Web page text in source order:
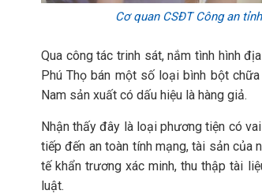
Cơ quan CSĐT Công an
Qua công tác trinh sát, nắm tình hình
Phú Thọ bán một số loại bình bột
Nam sản xuất có dấu hiệu là hàng giả.
Nhận thấy đây là loại phương tiện có
tiếp đến an toàn tính mạng, tài sản của
tế khẩn trương xác minh, thu thập tài
luật.